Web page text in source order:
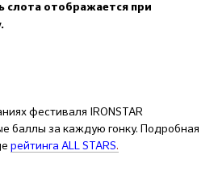
слота отображается при
фестиваля IRONSTAR
баллы за каждую гонку. Подробная
рейтинга ALL STARS.